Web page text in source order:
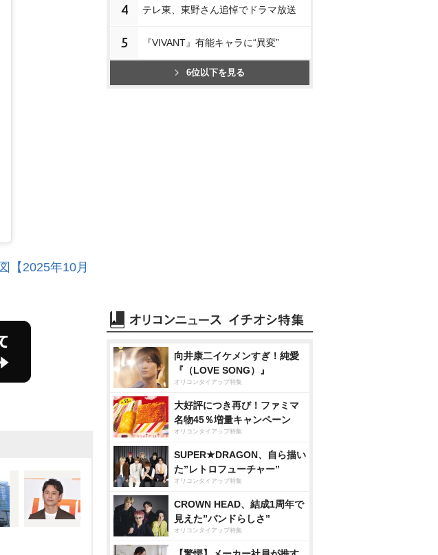
【2025年10月
4 テレ東、東野さん追悼でドラマ放送
5 『VIVANT』有能キャラに“異変”
6位以下を見る
向井康二イケメンすぎ！純愛
『（LOVE SONG）』
オリコンタイアップ特集
大好評につき再び！ファミマ
名物45％増量キャンペーン
オリコンタイアップ特集
SUPER★DRAGON、自ら描い
た”レトロフューチャー”
オリコンタイアップ特集
CROWN HEAD、結成1周年で
見えた”バンドらしさ”
オリコンタイアップ特集